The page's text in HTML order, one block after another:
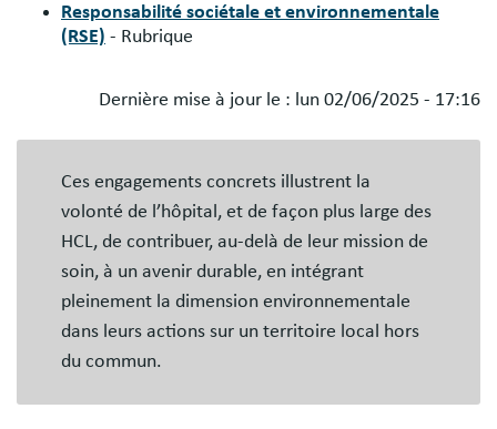
Responsabilité sociétale et environnementale
(RSE) - Rubrique
Dernière mise à jour le : lun 02/06/2025 - 17:16
Ces engagements concrets illustrent la
volonté de l’hôpital, et de façon plus large des
HCL, de contribuer, au-delà de leur mission de
soin, à un avenir durable, en intégrant
pleinement la dimension environnementale
dans leurs actions sur un territoire local hors
du commun.